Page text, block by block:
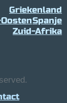
Griekenland
Spanje
Zuid-Afrika